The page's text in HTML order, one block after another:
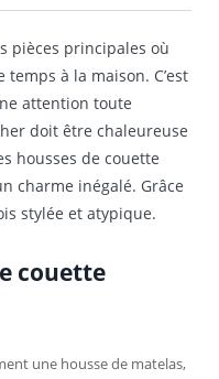
pièces principales où
à la maison. C’est
attention toute
doit être chaleureuse
housses de couette
charme inégalé. Grâce
stylée et atypique.
couette
une housse de matelas,